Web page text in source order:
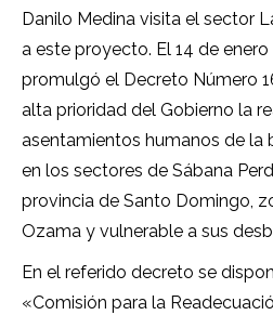
Danilo Medina visita el sector
a este proyecto. El 14 de
promulgó el Decreto Número
alta prioridad del Gobierno la
asentamientos humanos de la
en los sectores de Sábana
provincia de Santo Domingo,
Ozama y vulnerable a sus
En el referido decreto se
«Comisión para la